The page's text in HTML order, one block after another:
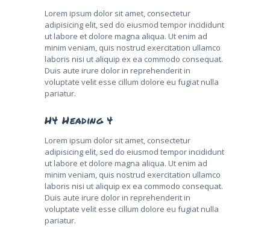
Lorem ipsum dolor sit amet, consectetur
adipisicing elit, sed do eiusmod tempor incididunt
ut labore et dolore magna aliqua. Ut enim ad
minim veniam, quis nostrud exercitation ullamco
laboris nisi ut aliquip ex ea commodo consequat.
Duis aute irure dolor in reprehenderit in
voluptate velit esse cillum dolore eu fugiat nulla
pariatur.
H4 Heading 4
Lorem ipsum dolor sit amet, consectetur
adipisicing elit, sed do eiusmod tempor incididunt
ut labore et dolore magna aliqua. Ut enim ad
minim veniam, quis nostrud exercitation ullamco
laboris nisi ut aliquip ex ea commodo consequat.
Duis aute irure dolor in reprehenderit in
voluptate velit esse cillum dolore eu fugiat nulla
pariatur.